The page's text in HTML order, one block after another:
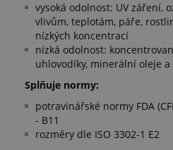
vysoká odolnost: UV záření,
vlivům, teplotám, páře,
nízkých koncentrací
nízká odolnost:
uhlovodíky, minerální oleje
Splňuje normy:
potravinářské normy FDA
- B11
rozměry dle ISO 3302-1 E2